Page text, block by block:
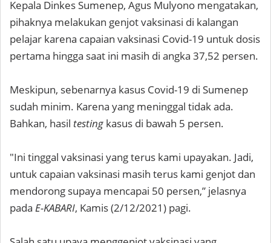
Kepala Dinkes Sumenep, Agus Mulyono mengatakan,
pihaknya melakukan genjot vaksinasi di kalangan
pelajar karena capaian vaksinasi Covid-19 untuk dosis
pertama hingga saat ini masih di angka 37,52 persen.
Meskipun, sebenarnya kasus Covid-19 di Sumenep
sudah minim. Karena yang meninggal tidak ada.
Bahkan, hasil testing kasus di bawah 5 persen.
"Ini tinggal vaksinasi yang terus kami upayakan. Jadi,
untuk capaian vaksinasi masih terus kami genjot dan
mendorong supaya mencapai 50 persen,” jelasnya
pada E-KABARI, Kamis (2/12/2021) pagi.